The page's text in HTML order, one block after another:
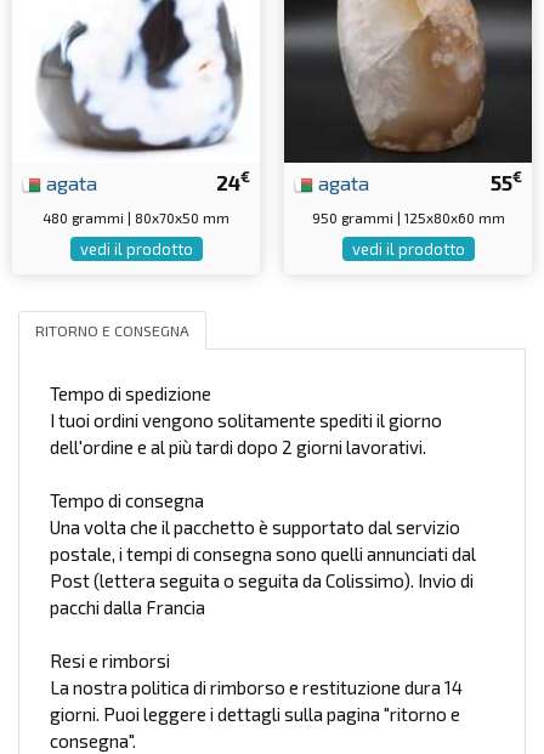
24€
agata
480 grammi | 80x70x50 mm
vedi il prodotto
55€
agata
950 grammi | 125x80x60 mm
vedi il prodotto
RITORNO E CONSEGNA
Tempo di spedizione
I tuoi ordini vengono solitamente spediti il giorno
dell'ordine e al più tardi dopo 2 giorni lavorativi.
Tempo di consegna
Una volta che il pacchetto è supportato dal servizio
postale, i tempi di consegna sono quelli annunciati dal
Post (lettera seguita o seguita da Colissimo). Invio di
pacchi dalla Francia
Resi e rimborsi
La nostra politica di rimborso e restituzione dura 14
giorni. Puoi leggere i dettagli sulla pagina "ritorno e
consegna".